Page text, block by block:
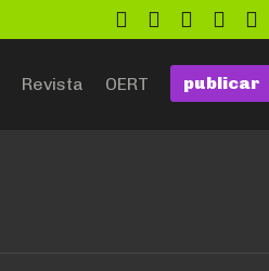
twitterfacebook
flickr google
publicar
Revista OERT